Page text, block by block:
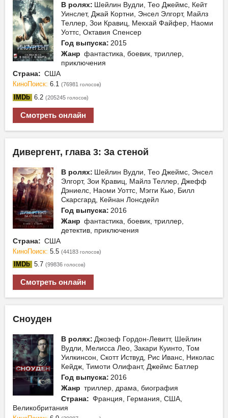
В ролях: Шейлин Вудли, Тео Джеймс, Кейт
Уинслет, Джай Кортни, Энсел Элгорт, Майлз
Теллер, Зои Кравиц, Мекхай Файфер, Наоми
Уоттс, Октавия Спенсер
Год выпуска: 2015
Жанр фантастика, боевик, триллер,
приключения
Страна: США
КиноПоиск: 6.1 (76981 голосов)
IMDb 6.2 (205245 голосов)
Смотреть онлайн
Дивергент, глава 3: За стеной
В ролях: Шейлин Вудли, Тео Джеймс, Энсел
Элгорт, Зои Кравиц, Майлз Теллер, Джефф
Дэниелс, Наоми Уоттс, Мэгги Кью, Билл
Скарсгард, Кейнан Лонсдейл
Год выпуска: 2016
Жанр фантастика, боевик, триллер,
детектив, приключения
Страна: США
КиноПоиск: 5.5 (44183 голосов)
IMDb 5.7 (99836 голосов)
Смотреть онлайн
Сноуден
В ролях: Джозеф Гордон-Левитт, Шейлин
Вудли, Мелисса Лео, Закари Куинто, Том
Уилкинсон, Скотт Иствуд, Рис Иванс, Николас
Кейдж, Тимоти Олифант, Джеймс Батлер
Год выпуска: 2016
Жанр триллер, драма, биография
Страна: Франция, Германия, США,
Великобритания